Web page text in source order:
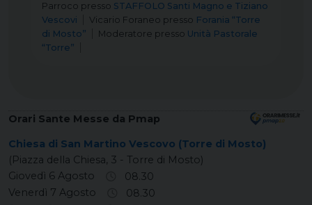
Parroco presso STAFFOLO Santi Magno e Tiziano
Vescovi
Vicario Foraneo presso Forania “Torre
di Mosto”
Moderatore presso Unità Pastorale
“Torre”
Orari Sante Messe da Pmap
Chiesa di San Martino Vescovo (Torre di Mosto)
(Piazza della Chiesa, 3 - Torre di Mosto)
Giovedì 6 Agosto
08.30
Venerdì 7 Agosto
08.30